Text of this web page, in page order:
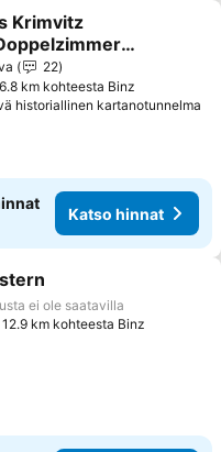
suosikkeihin
Krimvitz
22
km kohteesta Binz
historiallinen kartanotunnelma
Katso hinnat
suosikkeihin
ei ole saatavilla
km kohteesta Binz